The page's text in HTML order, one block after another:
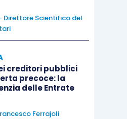
di
estranea alla fattispecie
il committente non
ricevuto lo stampo in
o a altro
Direttore Scientifico del
creditori pubblici
precoce: la
delle Entrate
Ferrajoli